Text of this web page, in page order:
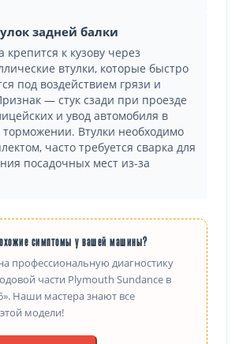
задней балки
крепится к кузову через
втулки, которые быстро
под воздействием грязи и
— стук сзади при проезде
и увод автомобиля в
торможении. Втулки необходимо
часто требуется сварка для
посадочных мест из-за
симптомы у вашей машины?
профессиональную диагностику
части Plymouth Sundance в
Наши мастера знают все
модели!